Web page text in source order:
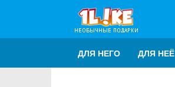
ДЛЯ НЕГО ДЛЯ НЕЁ